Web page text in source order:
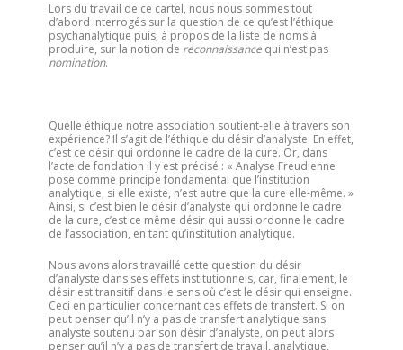
Lors du travail de ce cartel, nous nous sommes tout
d’abord interrogés sur la question de ce qu’est l’éthique
psychanalytique puis, à propos de la liste de noms à
produire, sur la notion de reconnaissance qui n’est pas
nomination.
Quelle éthique notre association soutient-elle à travers son
expérience? Il s’agit de l’éthique du désir d’analyste. En effet,
c’est ce désir qui ordonne le cadre de la cure. Or, dans
l’acte de fondation il y est précisé : « Analyse Freudienne
pose comme principe fondamental que l’institution
analytique, si elle existe, n’est autre que la cure elle-même. »
Ainsi, si c’est bien le désir d’analyste qui ordonne le cadre
de la cure, c’est ce même désir qui aussi ordonne le cadre
de l’association, en tant qu’institution analytique.
Nous avons alors travaillé cette question du désir
d’analyste dans ses effets institutionnels, car, finalement, le
désir est transitif dans le sens où c’est le désir qui enseigne.
Ceci en particulier concernant ces effets de transfert. Si on
peut penser qu’il n’y a pas de transfert analytique sans
analyste soutenu par son désir d’analyste, on peut alors
penser qu’il n’y a pas de transfert de travail, analytique,